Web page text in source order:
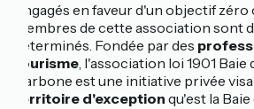
Engagés en faveur d'un objectif zéro
membres de cette association sont
déterminés. Fondée par des
tourisme, l'association loi 1901 Baie
Carbone est une initiative privée
territoire d'exception qu'est la